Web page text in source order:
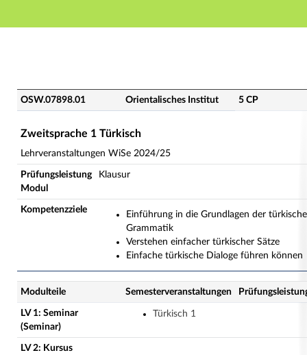
Hauptnavigation
OSW.07898.01 - Zweitsprache 1 Türkisch
OSW.07898.01 Orientalisches Institut 5 CP
Zweitsprache 1 Türkisch
Lehrveranstaltungen WiSe 2024/25
Prüfungsleistung
Modul
Klausur
Kompetenzziele
Einführung in die Grundlagen der
Grammatik
Verstehen einfacher türkischer Sätze
Einfache türkische Dialoge führen können
Modulteile Semesterveranstaltungen
LV 1: Seminar
(Seminar)
Türkisch 1
LV 2: Kursus